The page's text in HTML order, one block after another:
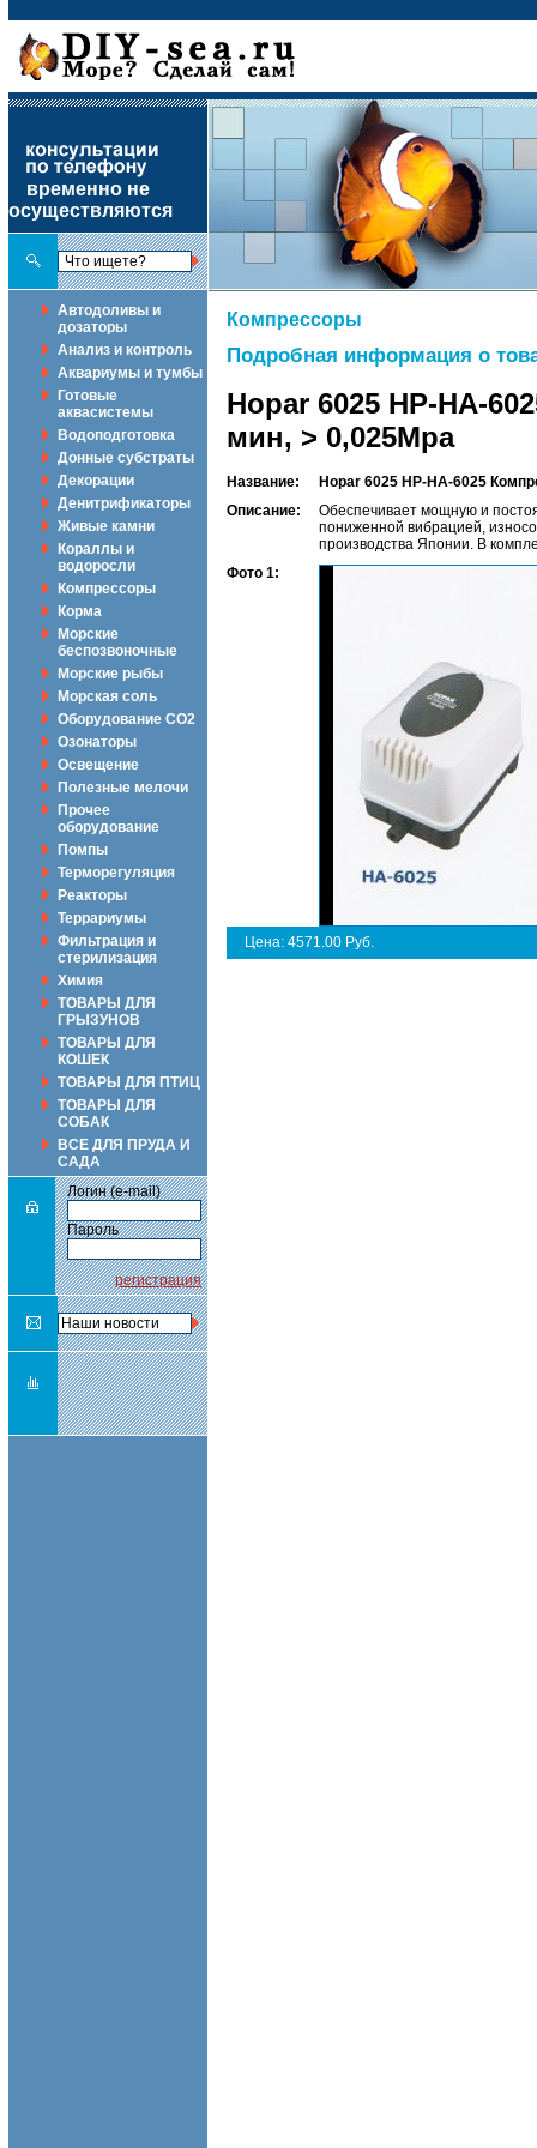
временно не
осуществляются
Автодоливы и
дозаторы
Анализ и контроль
Аквариумы и тумбы
Готовые
аквасистемы
Водоподготовка
Донные субстраты
Декорации
Денитрификаторы
Живые камни
Кораллы и
водоросли
Компрессоры
Корма
Морские
беспозвоночные
Морские рыбы
Морская соль
Оборудование CO2
Озонаторы
Освещение
Полезные мелочи
Прочее
оборудование
Помпы
Терморегуляция
Реакторы
Террариумы
Фильтрация и
стерилизация
Химия
ТОВАРЫ ДЛЯ
ГРЫЗУНОВ
ТОВАРЫ ДЛЯ
КОШЕК
ТОВАРЫ ДЛЯ ПТИЦ
ТОВАРЫ ДЛЯ
СОБАК
ВСЕ ДЛЯ ПРУДА И
САДА
Логин (e-mail)
Пароль
регистрация
Компрессоры
Подробная информация о
Hopar 6025 HP-HA-
мин, ˃ 0,025Mpa
Название:
Hopar 6025 HP-HA-6025
Описание:
Обеспечивает мощную и
пониженной вибрацией,
производства Японии. В
Фото 1:
Цена: 4571.00 Руб.